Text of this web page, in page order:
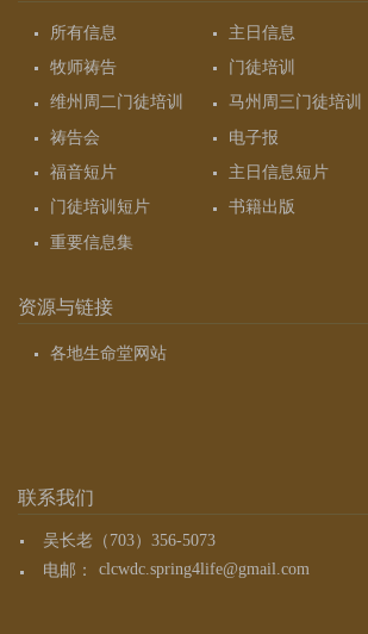
所有信息
主日信息
牧师祷告
门徒培训
维州周二门徒培训
马州周三门徒培训
祷告会
电子报
福音短片
主日信息短片
门徒培训短片
书籍出版
重要信息集
资源与链接
各地生命堂网站
联系我们
吴长老（703）356-5073
电邮：
clcwdc.spring4life@gmail.com